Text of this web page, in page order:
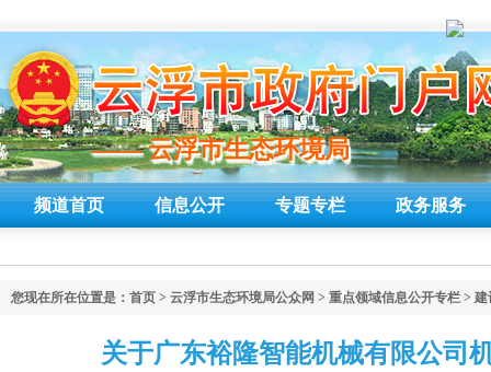
—— 云浮市生态环境局
—— 云浮市生态环境局
频道首页 信息公开 专题专栏 政务服务
您现在所在位置是： 首页 > 云浮市生态环境局公众网 > 重点领域信息公开专栏 > 建
关于广东裕隆智能机械有限公司